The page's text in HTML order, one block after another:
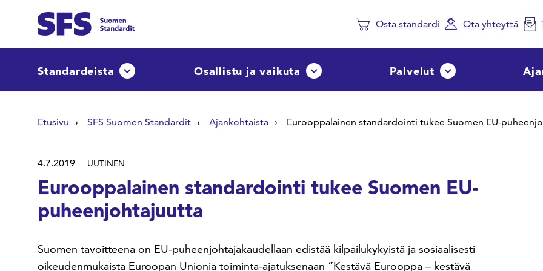
Osta standardi Ota yhteyttä
Standardeista Avaa tai sulje pudotusvalikkoOsallistu ja vaikuta Avaa tai sulje pudotusvalikko
Palvelut Avaa tai sulje
Etusivu SFS Suomen Standardit Ajankohtaista Eurooppalainen standardointi tukee Suomen EU-
4.7.2019 UUTINEN
Eurooppalainen standardointi tukee Suomen EU-
puheenjohtajuutta
Suomen tavoitteena on EU-puheenjohtajakaudellaan edistää kilpailukykyistä ja sosiaalisesti
oikeudenmukaista Euroopan Unionia toiminta-ajatuksenaan ”Kestävä Eurooppa – kestävä